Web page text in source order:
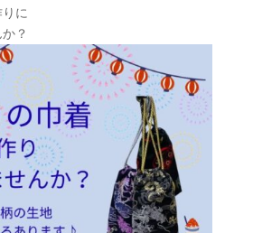
に
？